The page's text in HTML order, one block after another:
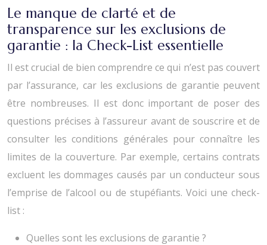
Le manque de clarté et de
transparence sur les exclusions de
garantie : la Check-List essentielle
Il est crucial de bien comprendre ce qui n’est pas couvert
par l’assurance, car les exclusions de garantie peuvent
être nombreuses. Il est donc important de poser des
questions précises à l’assureur avant de souscrire et de
consulter les conditions générales pour connaître les
limites de la couverture. Par exemple, certains contrats
excluent les dommages causés par un conducteur sous
l’emprise de l’alcool ou de stupéfiants. Voici une check-
list :
Quelles sont les exclusions de garantie ?